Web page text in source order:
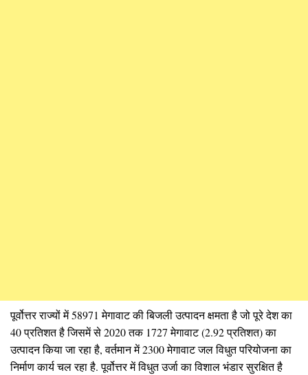
पूर्वोत्तर राज्यों में 58971 मेगावाट की बिजली उत्पादन क्षमता है जो पूरे देश का
40 प्रतिशत है जिसमें से 2020 तक 1727 मेगावाट (2.92 प्रतिशत) का
उत्पादन किया जा रहा है, वर्तमान में 2300 मेगावाट जल विधुत परियोजना का
निर्माण कार्य चल रहा है. पूर्वोत्तर में विधुत उर्जा का विशाल भंडार सुरक्षित है